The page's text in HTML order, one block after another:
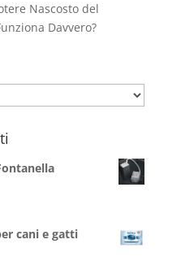
Nascosto del
Davvero?
cani e gatti